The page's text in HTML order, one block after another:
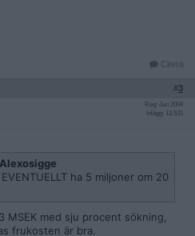
Citera
#3
Reg: Jun 2004
Inlägg: 13 531
Alexosigge
ha 5 miljoner om 20
MSEK med sju procent sökning,
frukosten är bra.